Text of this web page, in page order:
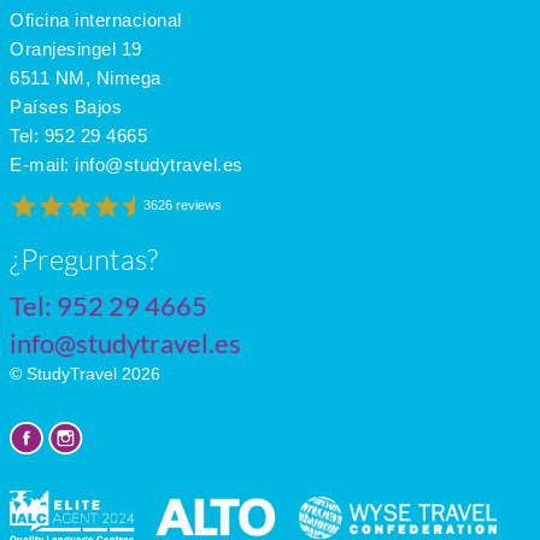
May
June
July
Oficina internacional
Oranjesingel 19
6511 NM, Nimega
Países Bajos
Tel: 952 29 4665
E-mail: info@studytravel.es
3626 reviews
¿Preguntas?
Tel: 952 29 4665
info@studytravel.es
© StudyTravel 2026